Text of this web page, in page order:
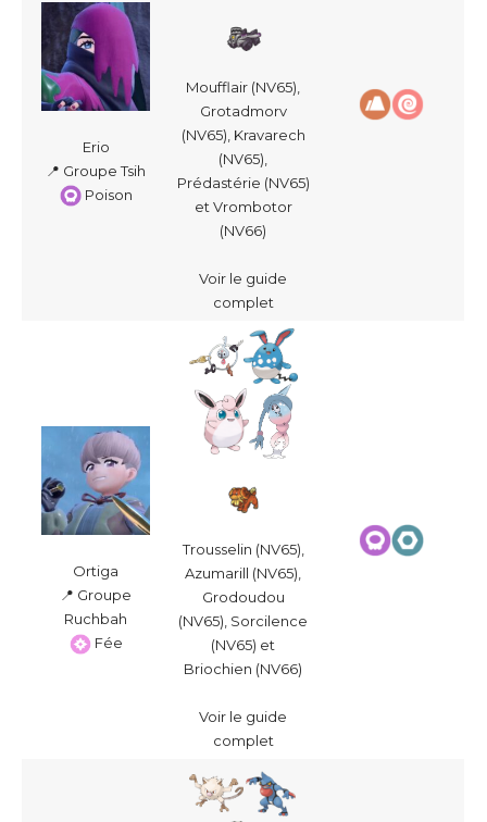
Erio
📍 Groupe Tsih
Poison
Moufflair (NV65),
Grotadmorv
(NV65), Kravarech
(NV65),
Prédastérie (NV65)
et Vrombotor
(NV66)
Voir le guide
complet
Ortiga
📍 Groupe
Ruchbah
Fée
Trousselin (NV65),
Azumarill (NV65),
Grodoudou
(NV65), Sorcilence
(NV65) et
Briochien (NV66)
Voir le guide
complet